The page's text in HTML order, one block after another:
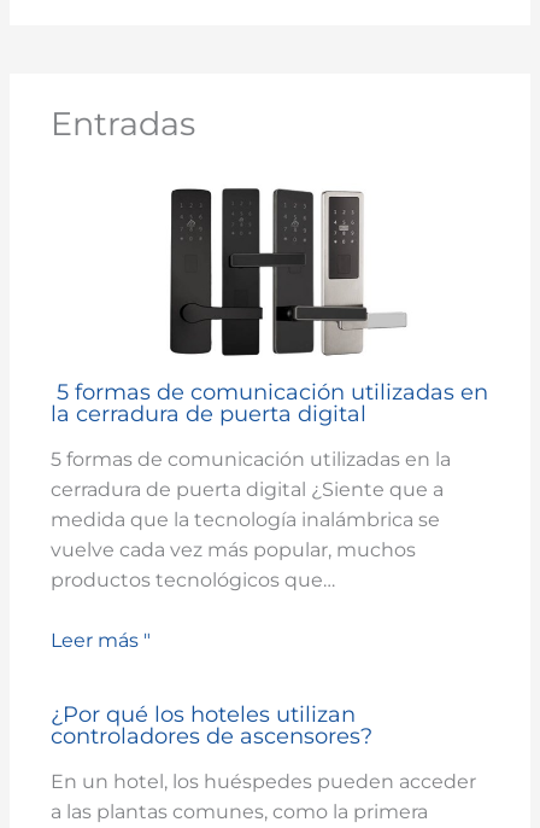
Entradas
5 formas de comunicación utilizadas en
la cerradura de puerta digital
5 formas de comunicación utilizadas en la
cerradura de puerta digital ¿Siente que a
medida que la tecnología inalámbrica se
vuelve cada vez más popular, muchos
productos tecnológicos que…
Leer más "
¿Por qué los hoteles utilizan
controladores de ascensores?
En un hotel, los huéspedes pueden acceder
a las plantas comunes, como la primera